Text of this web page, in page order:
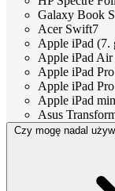
Galaxy Book S
Acer Swift7
Apple iPad (7.
Apple iPad Air
Apple iPad
Apple iPad
Apple iPad
Asus
Czy mogę nadal